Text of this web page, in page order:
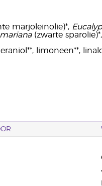
marjoleinolie)*,
(zwarte sparolie)*,
limoneen**,